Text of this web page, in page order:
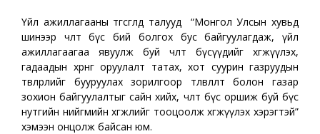
Үйл ажиллагааны төгсгөлд талууд “Монгол Улсын хувьд
шинээр чөлөөт бүс бий болгох бус байгуулагдаж, үйл
ажиллагаагаа явуулж буй чөлөөт бүсүүдийг хөгжүүлэх,
гадаадын хөрөнгө оруулалт татах, хот суурин газруудын
төвлөрлийг бууруулах зорилгоор төлөвлөлт болон газар
зохион байгуулалтыг сайн хийх, чөлөөт бүс оршиж буй бүс
нутгийн нийгмийн хөгжлийг тооцоолж хөгжүүлэх хэрэгтэй”
хэмээн онцолж байсан юм.